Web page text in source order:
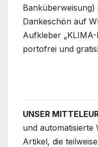
Banküberweisung)
Dankeschön auf
Aufkleber „KLIMA-
portofrei und
UNSER
und automatisierte
Artikel, die